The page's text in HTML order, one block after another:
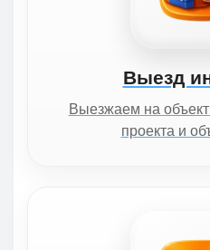
Выезд
Выезжаем на
проекта и